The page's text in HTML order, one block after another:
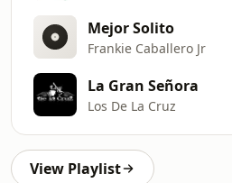
Mejor Solito
Frankie Caballero Jr
La Gran Señora
Los De La Cruz
View Playlist